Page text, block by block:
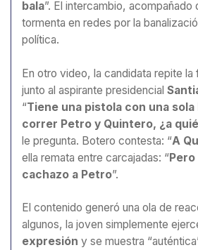
bala”. El intercambio, acompañado
tormenta en redes por la
política.
En otro video, la candidata repite
junto al aspirante presidencial
“Tiene una pistola con una sola
correr Petro y Quintero, ¿a
le pregunta. Botero contesta: “A
ella remata entre carcajadas: “Pero
cachazo a Petro”.
El contenido generó una ola de
algunos, la joven simplemente
expresión y se muestra